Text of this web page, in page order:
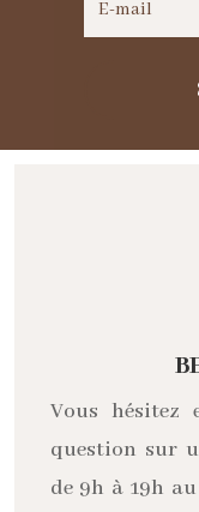
Vous
question sur
de 9h à 19h au